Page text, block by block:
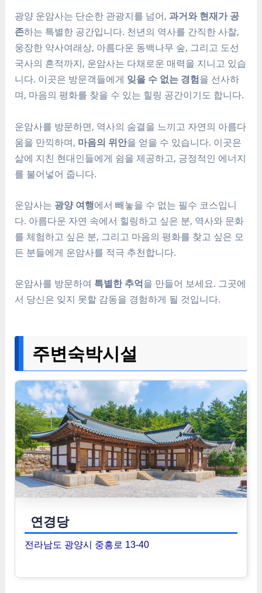
광양 운암사는 단순한 관광지를 넘어, 과거와 현재가 공
존하는 특별한 공간입니다. 천년의 역사를 간직한 사찰,
웅장한 약사여래상, 아름다운 동백나무 숲, 그리고 도선
국사의 흔적까지, 운암사는 다채로운 매력을 지니고 있습
니다. 이곳은 방문객들에게 잊을 수 없는 경험을 선사하
며, 마음의 평화를 찾을 수 있는 힐링 공간이기도 합니다.
운암사를 방문하면, 역사의 숨결을 느끼고 자연의 아름다
움을 만끽하며, 마음의 위안을 얻을 수 있습니다. 이곳은
삶에 지친 현대인들에게 쉼을 제공하고, 긍정적인 에너지
를 불어넣어 줍니다.
운암사는 광양 여행에서 빼놓을 수 없는 필수 코스입니
다. 아름다운 자연 속에서 힐링하고 싶은 분, 역사와 문화
를 체험하고 싶은 분, 그리고 마음의 평화를 찾고 싶은 모
든 분들에게 운암사를 적극 추천합니다.
운암사를 방문하여 특별한 추억을 만들어 보세요. 그곳에
서 당신은 잊지 못할 감동을 경험하게 될 것입니다.
주변숙박시설
연경당
전라남도 광양시 중흥로 13-40